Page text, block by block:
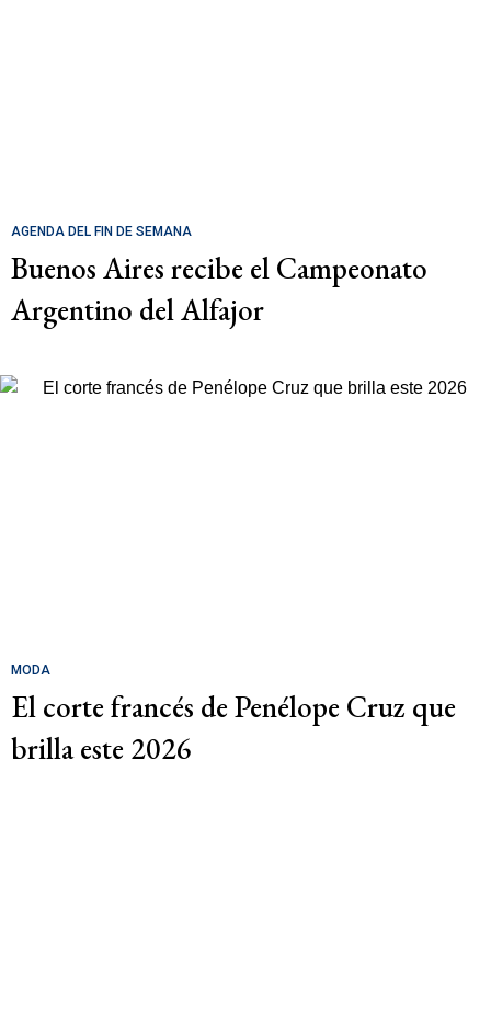
AGENDA DEL FIN DE SEMANA
Buenos Aires recibe el Campeonato
Argentino del Alfajor
MODA
El corte francés de Penélope Cruz que
brilla este 2026